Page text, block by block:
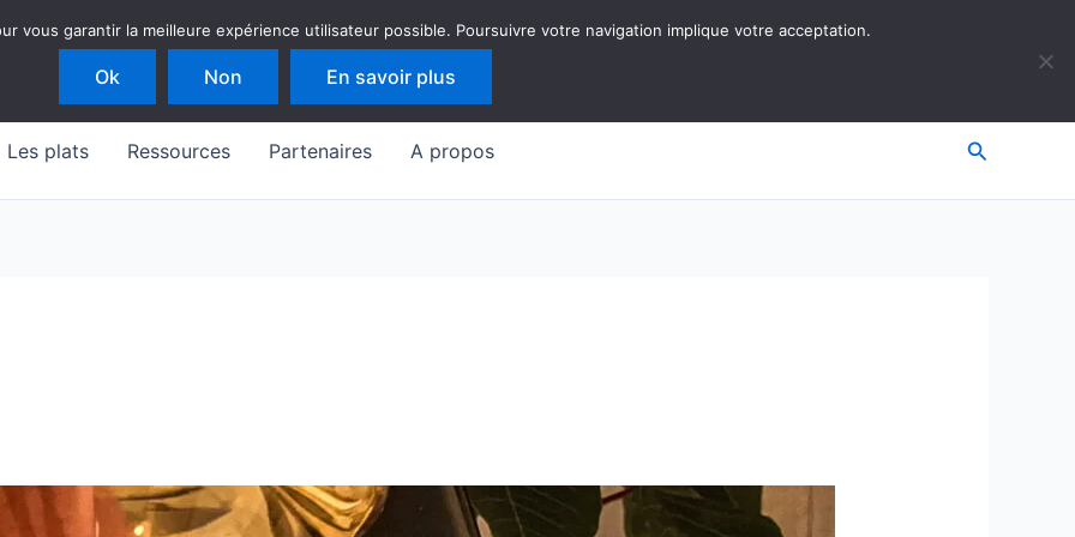
Les plats Ressources Partenaires A propos
vous garantir la meilleure expérience utilisateur possible. Poursuivre votre navigation implique votre acceptation.
Ok Non En savoir plus